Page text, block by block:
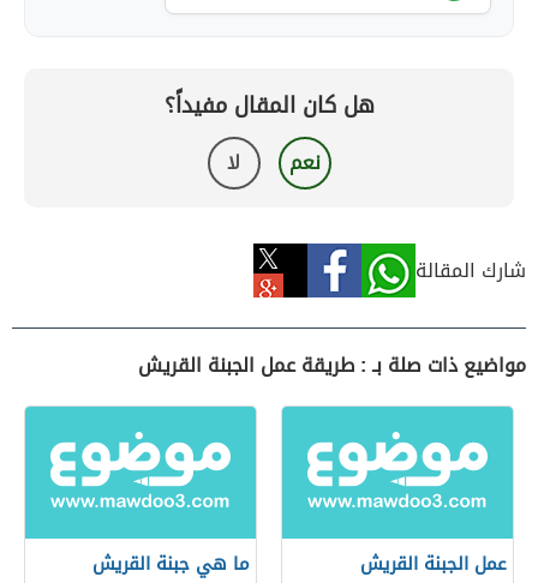
هل كان المقال مفيداً؟
نعم لا
شارك المقالة
مواضيع ذات صلة بـ : طريقة عمل الجبنة القريش
عمل الجبنة القريش ما هي جبنة القريش